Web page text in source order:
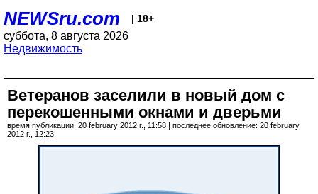
NEWSru.com | 18+
суббота, 8 августа 2026
Недвижимость
Ветеранов заселили в новый дом с
перекошенными окнами и дверьми
время публикации: 20 february 2012 г., 11:58 | последнее обновление: 20 february
2012 г., 12:23